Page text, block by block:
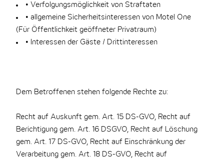
• Verfolgungsmöglichkeit von Straftaten
• allgemeine Sicherheitsinteressen von Motel One
(Für Öffentlichkeit geöffneter Privatraum)
• Interessen der Gäste / Drittinteressen
Dem Betroffenen stehen folgende Rechte zu:
Recht auf Auskunft gem. Art. 15 DS-GVO, Recht auf
Berichtigung gem. Art. 16 DSGVO, Recht auf Löschung
gem. Art. 17 DS-GVO, Recht auf Einschränkung der
Verarbeitung gem. Art. 18 DS-GVO, Recht auf